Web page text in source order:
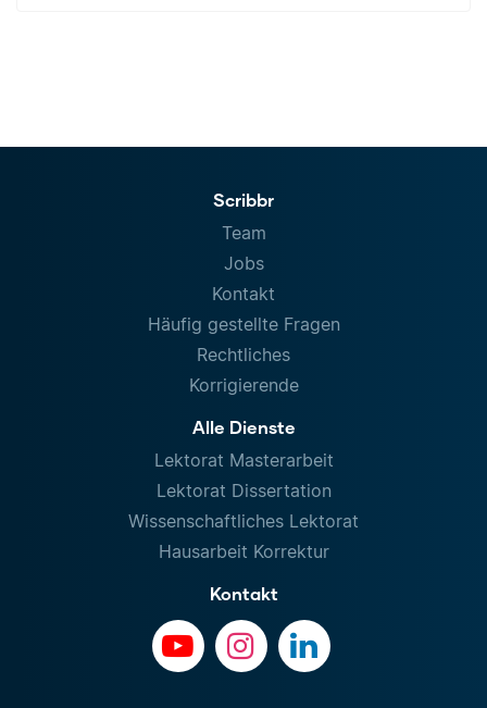
Scribbr
Team
Jobs
Kontakt
Häufig gestellte Fragen
Rechtliches
Korrigierende
Alle Dienste
Lektorat Masterarbeit
Lektorat Dissertation
Wissenschaftliches Lektorat
Hausarbeit Korrektur
Kontakt